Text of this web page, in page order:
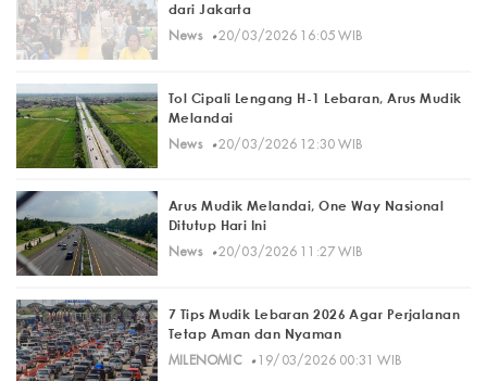
dari Jakarta
News· 20/03/2026 16:05 WIB
Tol Cipali Lengang H-1 Lebaran, Arus Mudik
Melandai
News· 20/03/2026 12:30 WIB
Arus Mudik Melandai, One Way Nasional
Ditutup Hari Ini
News· 20/03/2026 11:27 WIB
7 Tips Mudik Lebaran 2026 Agar Perjalanan
Tetap Aman dan Nyaman
MILENOMIC· 19/03/2026 00:31 WIB